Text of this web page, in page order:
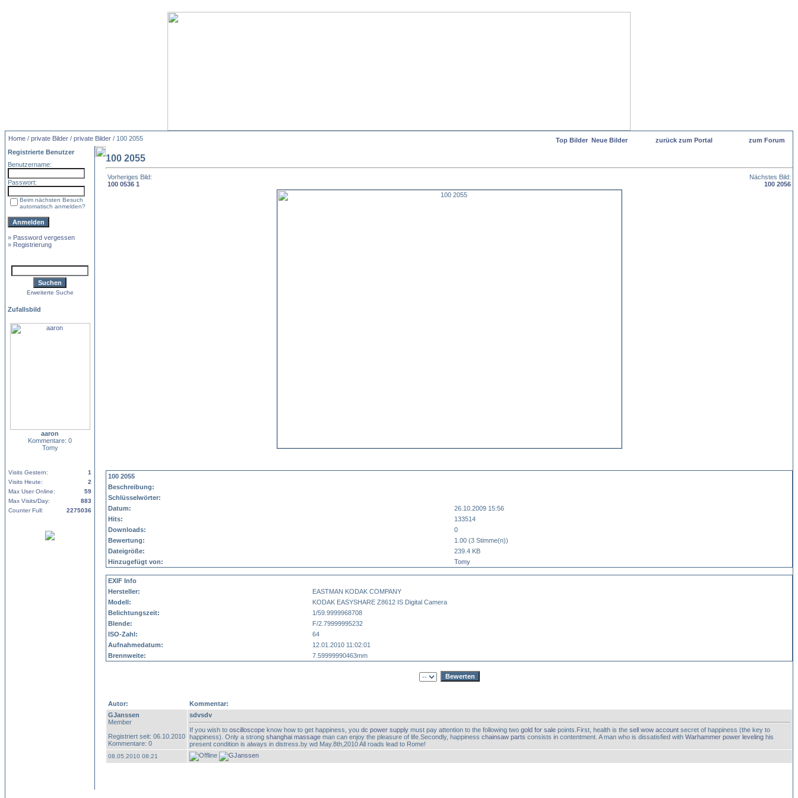
Home / private Bilder / private Bilder / 100 2055 Top Bilder Neue Bilder zurück zum Portal
zum Forum
Registrierte Benutzer
Benutzername:
Passwort:
Beim nächsten Besuch
automatisch anmelden?
» Password vergessen
» Registrierung
Erweiterte Suche
Zufallsbild
aaron
Kommentare: 0
Tomy
Visits Gestern:
1
Visits Heute:
2
Max User Online:
59
Max Visits/Day:
883
Counter Full:
2275036
100 2055
Vorheriges Bild:
100 0536 1
Nächstes Bild:
100 2056
100 2055
Beschreibung:
Schlüsselwörter:
Datum:
26.10.2009 15:56
Hits:
133514
Downloads:
0
Bewertung:
1.00 (3 Stimme(n))
Dateigröße:
239.4 KB
Hinzugefügt von:
Tomy
EXIF Info
Hersteller:
EASTMAN KODAK COMPANY
Modell:
KODAK EASYSHARE Z8612 IS Digital Camera
Belichtungszeit:
1/59.9999968708
Blende:
F/2.79999995232
ISO-Zahl:
64
Aufnahmedatum:
12.01.2010 11:02:01
Brennweite:
7.59999990463mm
Autor:
Kommentar:
GJanssen
Member
Registriert seit: 06.10.2010
Kommentare: 0
sdvsdv
If you wish to oscilloscope know how to get happiness, you dc power supply must pay attention to the following two gold for sale points.First, health is the sell wow account secret of happiness (the key to
happiness). Only a strong shanghai massage man can enjoy the pleasure of life.Secondly, happiness chainsaw parts consists in contentment. A man who is dissatisfied with Warhammer power leveling his
present condition is always in distress.by wd May.8th,2010 All roads lead to Rome!
08.05.2010 08:21